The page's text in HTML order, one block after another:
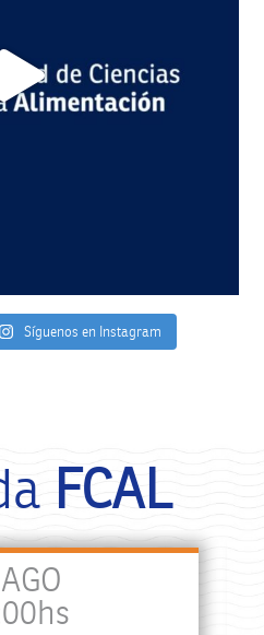
Síguenos en Instagram
FCAL
AGO